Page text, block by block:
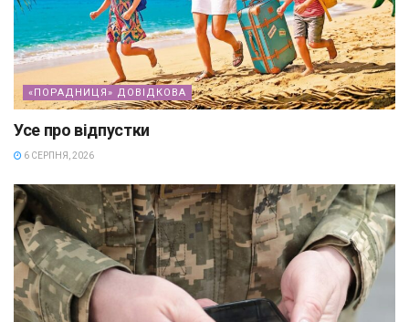
«ПОРАДНИЦЯ» ДОВІДКОВА
Усе про відпустки
6 СЕРПНЯ, 2026